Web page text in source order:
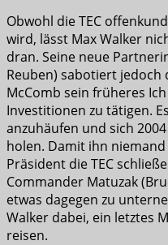
Obwohl die TEC
wird, lässt Max Walker
dran. Seine neue
Reuben) sabotiert jedoch
McComb sein früheres
Investitionen zu tätigen.
anzuhäufen und sich
holen. Damit ihn
Präsident die TEC
Commander Matuzak
etwas dagegen zu
Walker dabei, ein letztes
reisen.